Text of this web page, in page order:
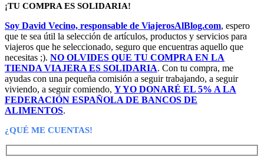
¡TU COMPRA ES SOLIDARIA!
Soy David Vecino, responsable de ViajerosAlBlog.com, espero
que te sea útil la selección de artículos, productos y servicios para
viajeros que he seleccionado, seguro que encuentras aquello que
necesitas ;). NO OLVIDES QUE TU COMPRA EN LA
TIENDA VIAJERA ES SOLIDARIA. Con tu compra, me
ayudas con una pequeña comisión a seguir trabajando, a seguir
viviendo, a seguir comiendo, Y YO DONARÉ EL 5% A LA
FEDERACIÓN ESPAÑOLA DE BANCOS DE
ALIMENTOS.
¿QUÉ ME CUENTAS!